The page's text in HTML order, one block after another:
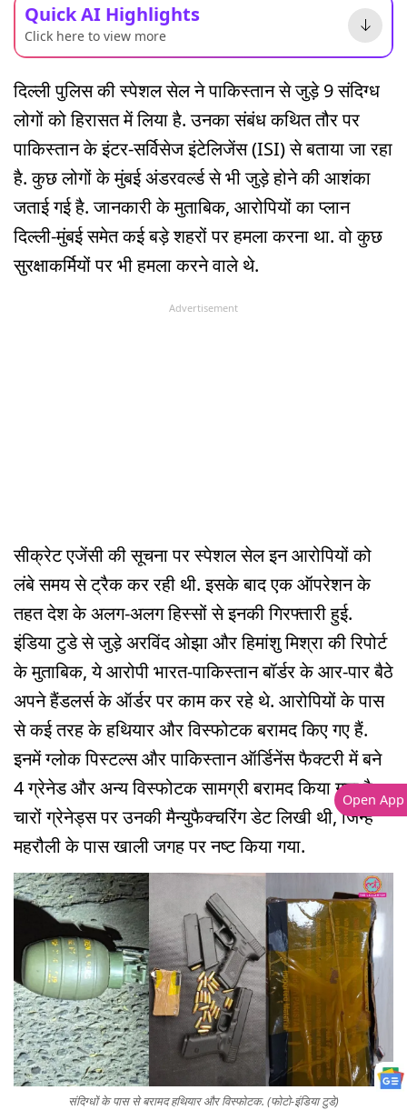
Quick AI Highlights
Click here to view more
दिल्ली पुलिस की स्पेशल सेल ने पाकिस्तान से जुड़े 9 संदिग्ध
लोगों को हिरासत में लिया है. उनका संबंध कथित तौर पर
पाकिस्तान के इंटर-सर्विसेज इंटेलिजेंस (ISI) से बताया जा रहा
है. कुछ लोगों के मुंबई अंडरवर्ल्ड से भी जुड़े होने की आशंका
जताई गई है. जानकारी के मुताबिक, आरोपियों का प्लान
दिल्ली-मुंबई समेत कई बड़े शहरों पर हमला करना था. वो कुछ
सुरक्षाकर्मियों पर भी हमला करने वाले थे.
Advertisement
सीक्रेट एजेंसी की सूचना पर स्पेशल सेल इन आरोपियों को
लंबे समय से ट्रैक कर रही थी. इसके बाद एक ऑपरेशन के
तहत देश के अलग-अलग हिस्सों से इनकी गिरफ्तारी हुई.
इंडिया टुडे से जुड़े अरविंद ओझा और हिमांशु मिश्रा की रिपोर्ट
के मुताबिक, ये आरोपी भारत-पाकिस्तान बॉर्डर के आर-पार बैठे
अपने हैंडलर्स के ऑर्डर पर काम कर रहे थे. आरोपियों के पास
से कई तरह के हथियार और विस्फोटक बरामद किए गए हैं.
इनमें ग्लोक पिस्टल्स और पाकिस्तान ऑर्डिनेंस फैक्टरी में बने
4 ग्रेनेड और अन्य विस्फोटक सामग्री बरामद किया गया है.
चारों ग्रेनेड्स पर उनकी मैन्युफैक्चरिंग डेट लिखी थी, जिन्हें
महरौली के पास खाली जगह पर नष्ट किया गया.
संदिग्धों के पास से बरामद हथियार और विस्फोटक. (फोटो-इंडिया टुडे)
Open App